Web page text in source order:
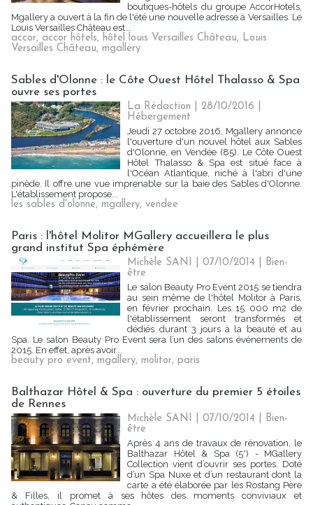
boutiques-hôtels du groupe AccorHotels,
Mgallery a ouvert à la fin de l'été une nouvelle adresse à Versailles. Le
Louis Versailles Château est...
accor, accor hôtels, hôtel louis Versailles Château, Louis
Versailles Château, mgallery
Sables d'Olonne : le Côte Ouest Hôtel Thalasso & Spa
ouvre ses portes
La Rédaction | 28/10/2016
Hébergement
Jeudi 27 octobre 2016, Mgallery‎ annonce
l'ouverture d'un nouvel hôtel aux Sables
d'Olonne, en Vendée (85). Le Côte Ouest
Hôtel Thalasso & Spa est situé face à
l'Océan Atlantique, niché à l'abri d'une
pinède. Il offre une vue imprenable sur la baie des Sables d'Olonne.
L'établissement propose...
les sables d'olonne, mgallery, vendee
Paris : l'hôtel Molitor MGallery accueillera le plus
grand institut Spa éphémère
Michèle SANI | 07/10/2014
Bien-
être
Le salon Beauty Pro Event 2015 se tiendra
au sein même de l'hôtel Molitor à Paris,
en février prochain. Les 15 000 m2 de
l'établissement seront transformés et
dédiés durant 3 jours à la beauté et au
Spa. Le salon Beauty Pro Event sera l’un des salons événements de
2015. En effet, après avoir...
beauty pro event, mgallery, molitor, paris
Balthazar Hôtel & Spa : ouverture du premier 5 étoiles
de Rennes
Michèle SANI | 07/10/2014
Bien-
être
Après 4 ans de travaux de rénovation, le
Balthazar Hôtel & Spa (5*) - MGallery
Collection vient d’ouvrir ses portes. Doté
d’un Spa Nuxe et d’un restaurant dont la
carte a été élaborée par les Rostang Père
& Filles, il promet à ses hôtes des moments conviviaux et